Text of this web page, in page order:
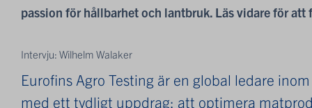
passion för hållbarhet och lantbruk. Läs vidare för
Intervju: Wilhelm Walaker
Eurofins Agro Testing är en global ledare
med ett tydligt uppdrag: att optimera